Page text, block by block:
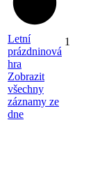
Letní
prázdninová
hra
Zobrazit
všechny
záznamy ze
dne
1